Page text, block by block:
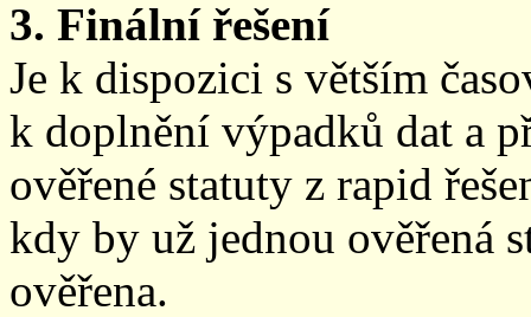
3. Finální řešení
Je k dispozici s větším
k doplnění výpadků dat a
ověřené statuty z rapid
kdy by už jednou ověřená
ověřena.